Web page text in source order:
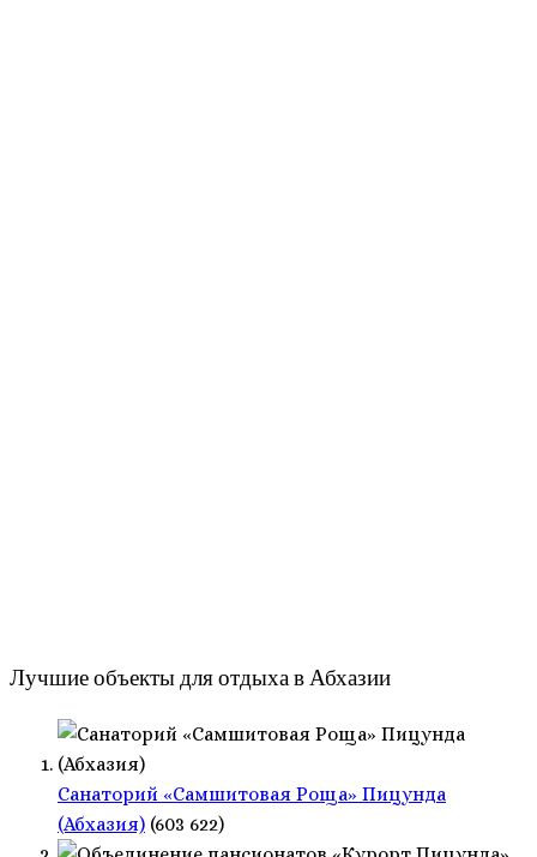
Лучшие объекты для отдыха в Абхазии
Санаторий «Самшитовая Роща» Пицунда
(Абхазия) (603 622)